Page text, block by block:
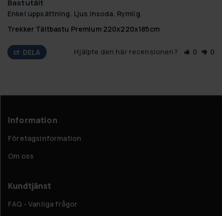
Bastutält
Enkel uppsättning. Ljus insoda. Rymlig.
Trekker Tältbastu Premium 220x220x185cm
DELA Hjälpte den här recensionen? 0 0
Information
Företagsinformation
Om oss
Kundtjänst
FAQ - Vanliga frågor